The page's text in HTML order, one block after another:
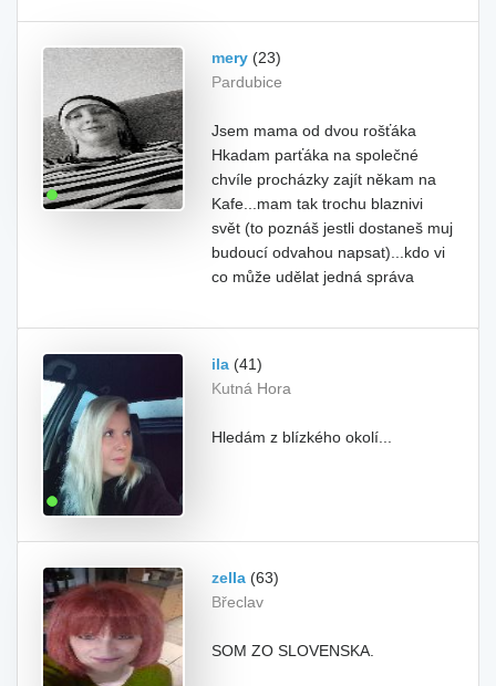
mery (23)
Pardubice
Jsem mama od dvou rošťáka
Hkadam parťáka na společné
chvíle procházky zajít někam na
Kafe...mam tak trochu blaznivi
svět (to poznáš jestli dostaneš muj
budoucí odvahou napsat)...kdo vi
co může udělat jedná správa
ila (41)
Kutná Hora
Hledám z blízkého okolí...
zella (63)
Břeclav
SOM ZO SLOVENSKA.